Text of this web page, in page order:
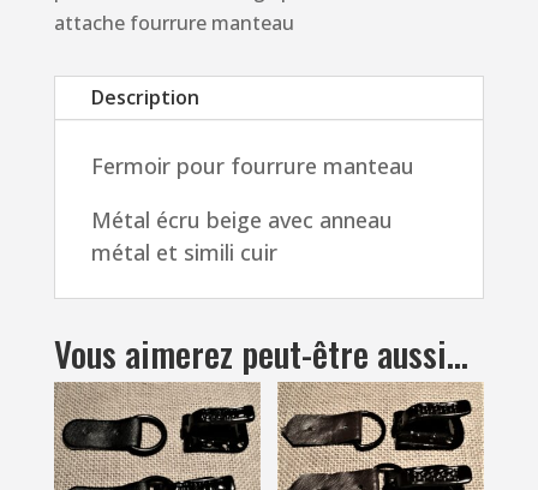
agrafe,
crochet
pour
pour
manteau,
attache
manteau
attache fourrure manteau
Description
Fermoir pour fourrure manteau
Métal écru beige avec anneau
métal et simili cuir
Vous aimerez peut-être aussi…